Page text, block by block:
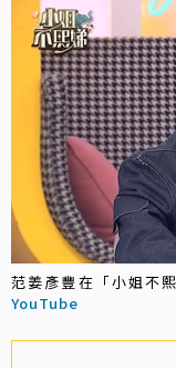
范姜彥豐在「小姐不
YouTube